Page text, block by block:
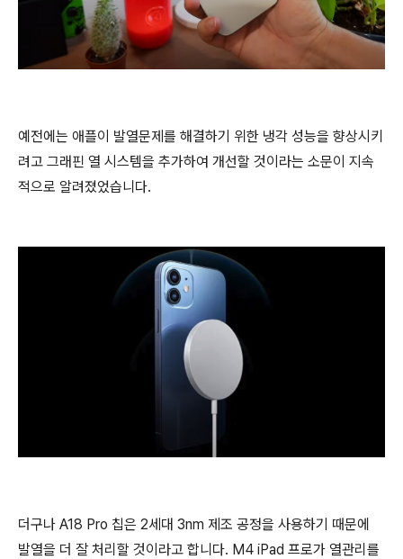
예전에는 애플이 발열문제를 해결하기 위한 냉각 성능을 향상시키
려고 그래핀 열 시스템을 추가하여 개선할 것이라는 소문이 지속
적으로 알려졌었습니다.
더구나 A18 Pro 칩은 2세대 3nm 제조 공정을 사용하기 때문에
발열을 더 잘 처리할 것이라고 합니다. M4 iPad 프로가 열관리를